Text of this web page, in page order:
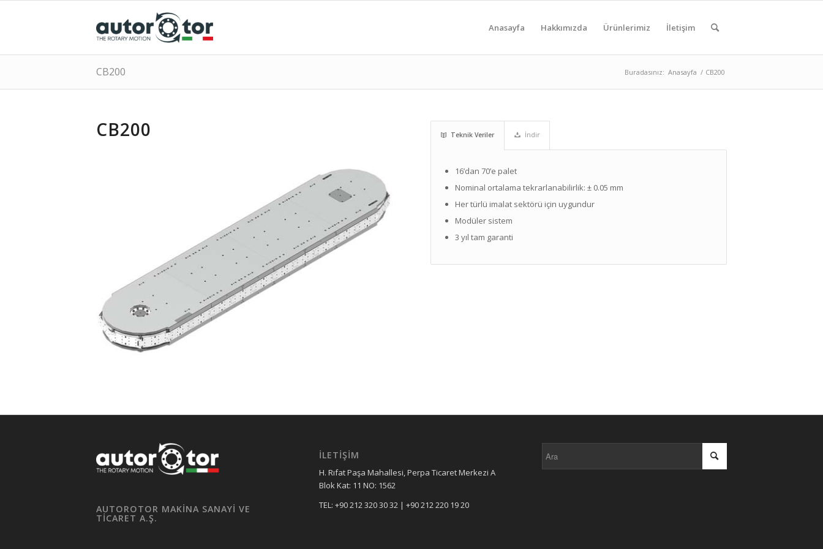
Anasayfa Hakkımızda Ürünlerimiz İletişim
CB200 Buradasınız: Anasayfa / CB200
CB200 Teknik Veriler İndir
16’dan 70’e palet
Nominal ortalama tekrarlanabilirlik: ± 0.05 mm
Her türlü imalat sektörü için uygundur
Modüler sistem
3 yıl tam garanti
AUTOROTOR MAKİNA SANAYİ VE
TİCARET A.Ş.
İLETİŞİM
H. Rıfat Paşa Mahallesi, Perpa Ticaret Merkezi A
Blok Kat: 11 NO: 1562
TEL: +90 212 320 30 32 | +90 212 220 19 20